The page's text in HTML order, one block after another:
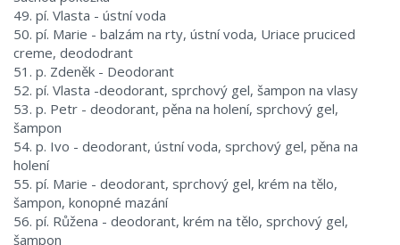
49. pí. Vlasta - ústní voda
50. pí. Marie - balzám na rty, ústní voda, Uriace pruciced
creme, deododrant
51. p. Zdeněk - Deodorant
52. pí. Vlasta -deodorant, sprchový gel, šampon na vlasy
53. p. Petr - deodorant, pěna na holení, sprchový gel,
šampon
54. p. Ivo - deodorant, ústní voda, sprchový gel, pěna na
holení
55. pí. Marie - deodorant, sprchový gel, krém na tělo,
šampon, konopné mazání
56. pí. Růžena - deodorant, krém na tělo, sprchový gel,
šampon